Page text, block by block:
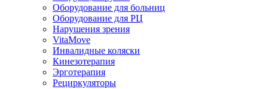
Оборудование для больниц
Оборудование для РЦ
Нарушения зрения
VitaMove
Инвалидные коляски
Кинезотерапия
Эрготерапия
Рециркуляторы